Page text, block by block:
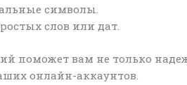
символы.
слов или дат.
поможет вам не только
онлайн-аккаунтов.